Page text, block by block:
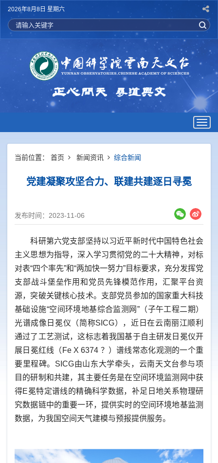
2026年8月8日 星期六
当前位置： 首页 新闻资讯 综合新闻
党建凝聚攻坚合力、联建共建逐日寻冕
发布时间：2023-11-06
科研第六党支部坚持以习近平新时代中国特色社会
主义思想为指导，深入学习贯彻党的二十大精神，对标
对表“四个率先”和“两加快一努力”目标要求，充分发挥党
支部战斗堡垒作用和党员先锋模范作用，汇聚平台资
源，突破关键核心技术。支部党员参加的国家重大科技
基础设施“空间环境地基综合监测网 ”（子午工程二期）
光谱成像日冕仪 （简称SICG），近日在云南丽江顺利
通过了工艺测试，这标志着我国基于自主研发日冕仪开
展日冕红线（Fe X 6374 ？ ）谱线常态化观测的一个重
要里程碑。 SICG由山东大学牵头，云南天文台参与项
目的研制和共建，其主要任务是在空间环境监测网中获
得E冕特定谱线的精确科学数据，补足日地关系物理研
究数据链中的重要一环，提供实时的空间环境地基监测
数据，为我国空间天气建模与预报提供服务。